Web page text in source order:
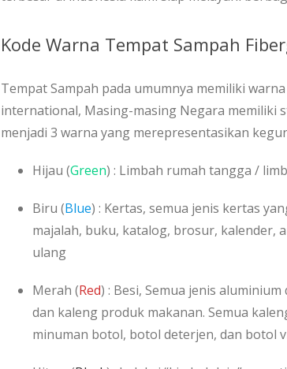
Kode Warna Tempat Sampah
Tempat Sampah pada umumnya memiliki
international, Masing-masing Negara memiliki
menjadi 3 warna yang merepresentasikan
Hijau (Green) : Limbah rumah tangga /
Biru (Blue) : Kertas, semua jenis kertas
majalah, buku, katalog, brosur, kalender,
ulang
Merah (Red) : Besi, Semua jenis
dan kaleng produk makanan. Semua
minuman botol, botol deterjen, dan botol